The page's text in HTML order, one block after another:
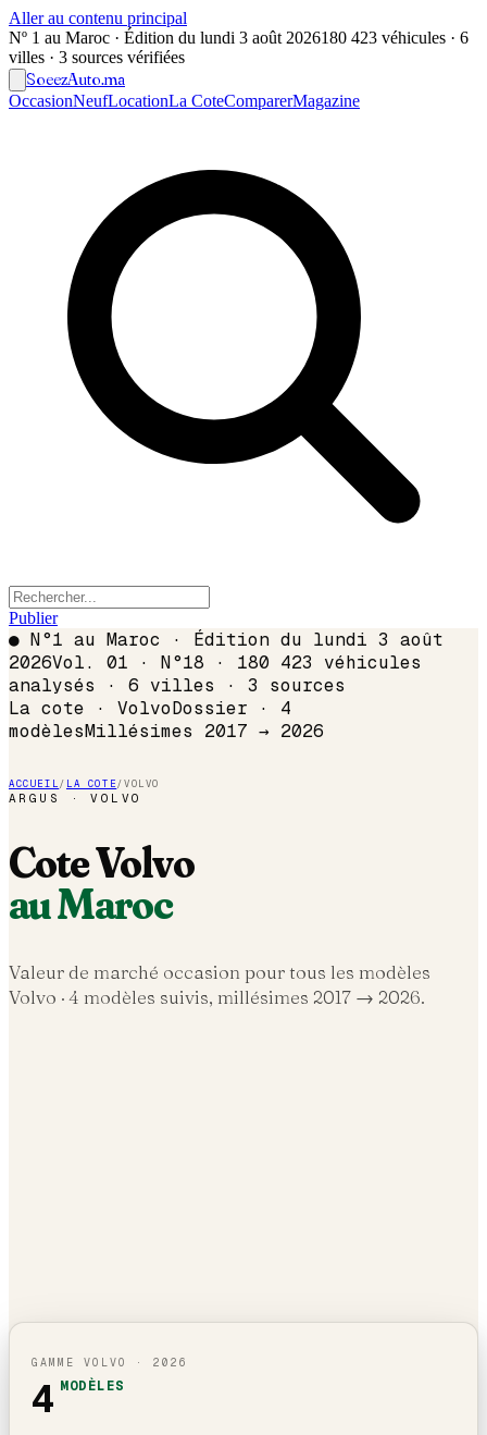
Aller au contenu principal
Nº 1 au Maroc · Édition du lundi 3 août 2026180 423 véhicules · 6
villes · 3 sources vérifiées
SoeezAuto.ma
OccasionNeufLocationLa CoteComparerMagazine
Publier
● N°1 au Maroc · Édition du lundi 3 août
2026Vol. 01 · N°18 · 180 423 véhicules
analysés · 6 villes · 3 sources
La cote · VolvoDossier · 4
modèlesMillésimes 2017 → 2026
ACCUEIL/ LA COTE/VOLVO
ARGUS ·VOLVO
CoteVolvo
au Maroc
Valeur de marché occasion pour tous les modèles
Volvo · 4 modèles suivis, millésimes 2017 → 2026.
GAMME VOLVO · 2026
4 MODÈLES